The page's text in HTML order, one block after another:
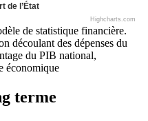
de l’État
Highcharts.com
de statistique financière.
découlant des dépenses du
du PIB national,
économique
terme